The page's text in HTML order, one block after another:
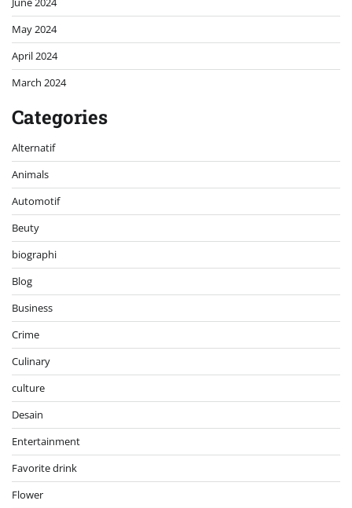
May 2024
April 2024
March 2024
Categories
Alternatif
Animals
Automotif
Beuty
biographi
Blog
Business
Crime
Culinary
culture
Desain
Entertainment
Favorite drink
Flower